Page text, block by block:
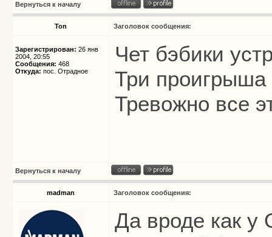
Вернуться к началу
Ton Заголовок сообщения:
Зарегистрирован: 26 янв
2004, 20:55
Сообщения: 468
Откуда: пос. Отрадное
Чет бэбики
Три проигрыша
Тревожно все
Вернуться к началу
madman Заголовок сообщения:
Да вроде как у